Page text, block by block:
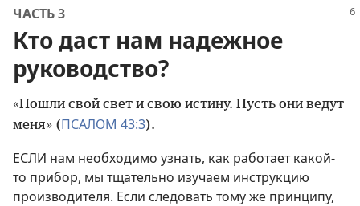
ЧАСТЬ 3
Кто даст нам надежное
руководство?
«Пошли свой свет и свою истину. Пусть они ведут
меня» (ПСАЛОМ 43:3).
ЕСЛИ нам необходимо узнать, как работает какой-
то прибор, мы тщательно изучаем инструкцию
производителя. Если следовать тому же принципу,